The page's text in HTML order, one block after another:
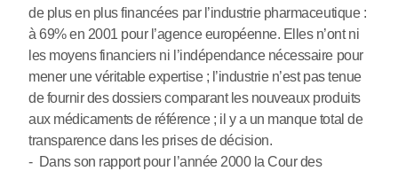
de plus en plus financées par l’industrie pharmaceutique :
à 69% en 2001 pour l’agence européenne. Elles n’ont ni
les moyens financiers ni l’indépendance nécessaire pour
mener une véritable expertise ; l’industrie n’est pas tenue
de fournir des dossiers comparant les nouveaux produits
aux médicaments de référence ; il y a un manque total de
transparence dans les prises de décision.
- Dans son rapport pour l’année 2000 la Cour des